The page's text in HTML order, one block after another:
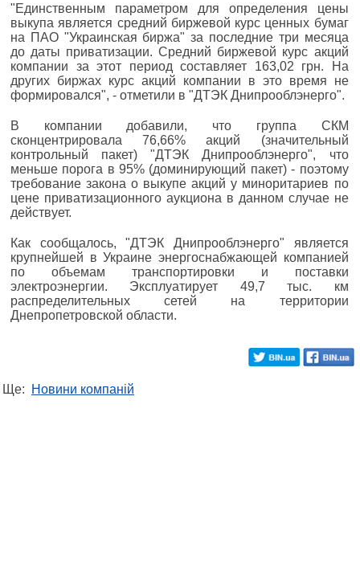
"Единственным параметром для определения цены
выкупа является средний биржевой курс ценных бумаг
на ПАО "Украинская биржа" за последние три месяца
до даты приватизации. Средний биржевой курс акций
компании за этот период составляет 163,02 грн. На
других биржах курс акций компании в это время не
формировался", - отметили в "ДТЭК Днипрооблэнерго".
В компании добавили, что группа СКМ
сконцентрировала 76,66% акций (значительный
контрольный пакет) "ДТЭК Днипрооблэнерго", что
меньше порога в 95% (доминирующий пакет) - поэтому
требование закона о выкупе акций у миноритариев по
цене приватизационного аукциона в данном случае не
действует.
Как сообщалось, "ДТЭК Днипрооблэнерго" является
крупнейшей в Украине энергоснабжающей компанией
по объемам транспортировки и поставки
электроэнергии. Эксплуатирует 49,7 тыс. км
распределительных сетей на территории
Днепропетровской области.
Ще: Новини компаній